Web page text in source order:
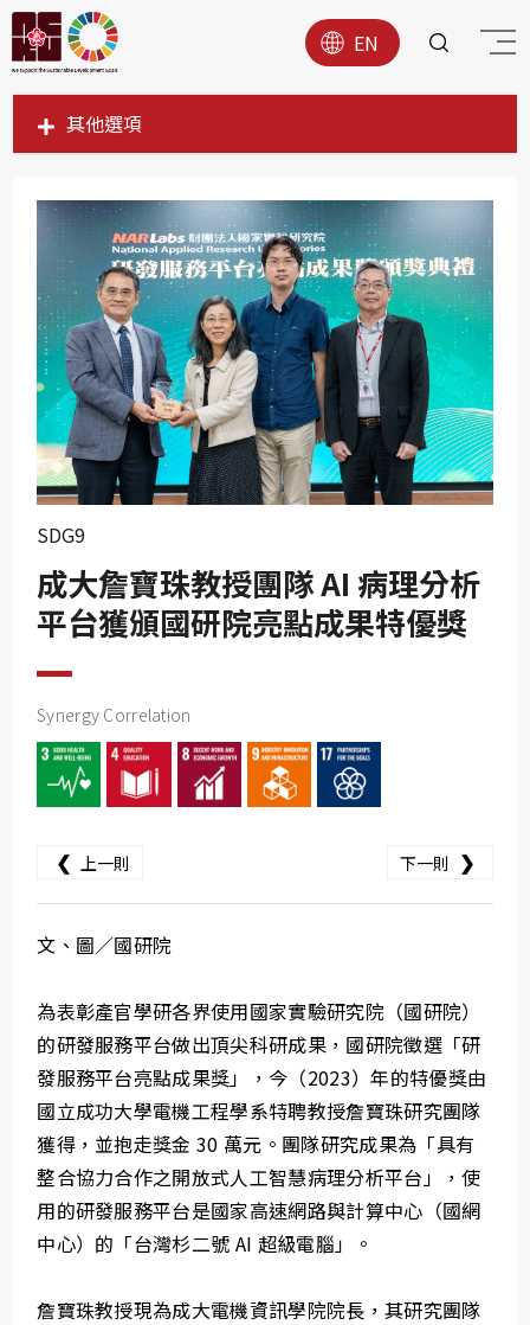
EN
其他選項
SDG1
SDG3
SDG4
SDG5
SDG6
SDG7
SDG8
SDG9
SDG11
SDG12
SDG15
SDG16
SDG9
成大詹寶珠教授團隊 AI 病理分析
平台獲頒國研院亮點成果特優獎
Synergy Correlation
❮ 上一則 下一則 ❯
文、圖／國研院
為表彰產官學研各界使用國家實驗研究院（國研院）
的研發服務平台做出頂尖科研成果，國研院徵選「研
發服務平台亮點成果獎」，今（2023）年的特優獎由
國立成功大學電機工程學系特聘教授詹寶珠研究團隊
獲得，並抱走獎金 30 萬元。團隊研究成果為「具有
整合協力合作之開放式人工智慧病理分析平台」，使
用的研發服務平台是國家高速網路與計算中心（國網
中心）的「台灣杉二號 AI 超級電腦」。
詹寶珠教授現為成大電機資訊學院院長，其研究團隊